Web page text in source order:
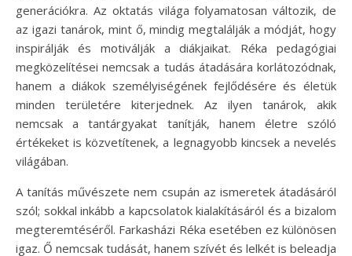
generációkra. Az oktatás világa folyamatosan változik, de
az igazi tanárok, mint ő, mindig megtalálják a módját, hogy
inspirálják és motiválják a diákjaikat. Réka pedagógiai
megközelítései nemcsak a tudás átadására korlátozódnak,
hanem a diákok személyiségének fejlődésére és életük
minden területére kiterjednek. Az ilyen tanárok, akik
nemcsak a tantárgyakat tanítják, hanem életre szóló
értékeket is közvetítenek, a legnagyobb kincsek a nevelés
világában.
A tanítás művészete nem csupán az ismeretek átadásáról
szól; sokkal inkább a kapcsolatok kialakításáról és a bizalom
megteremtéséről. Farkasházi Réka esetében ez különösen
igaz. Ő nemcsak tudását, hanem szívét és lelkét is beleadja